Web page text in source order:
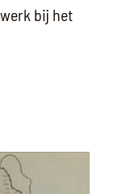
bij het